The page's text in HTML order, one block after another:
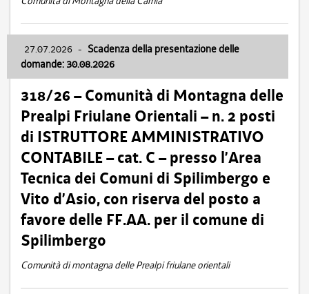
27.07.2026 - Scadenza della presentazione delle
domande: 30.08.2026
318/26 – Comunità di Montagna delle
Prealpi Friulane Orientali – n. 2 posti
di ISTRUTTORE AMMINISTRATIVO
CONTABILE – cat. C – presso l’Area
Tecnica dei Comuni di Spilimbergo e
Vito d’Asio, con riserva del posto a
favore delle FF.AA. per il comune di
Spilimbergo
Comunità di montagna delle Prealpi friulane orientali